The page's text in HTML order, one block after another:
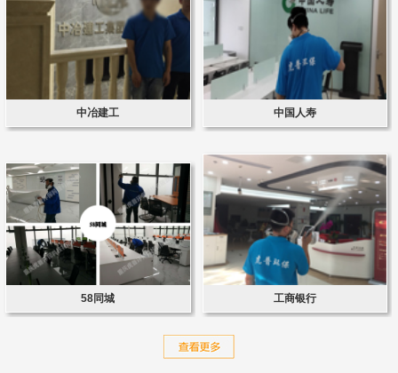
中冶建工 中国人寿
58同城 工商银行